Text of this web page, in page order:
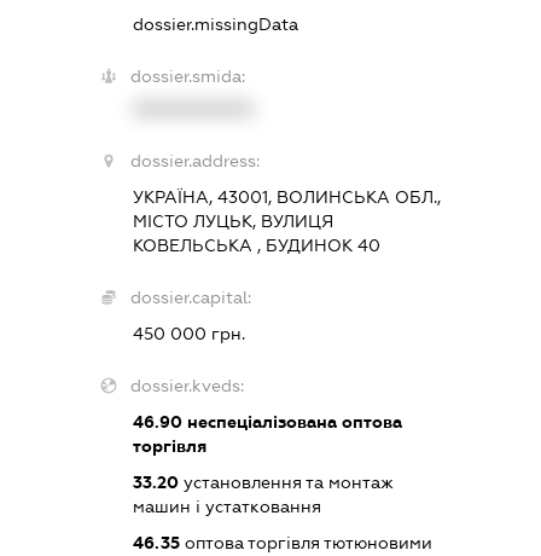
dossier.missingData
dossier.smida:
dossier.address:
УКРАЇНА, 43001, ВОЛИНСЬКА ОБЛ.,
МІСТО ЛУЦЬК, ВУЛИЦЯ
КОВЕЛЬСЬКА , БУДИНОК 40
dossier.capital:
450 000 грн.
dossier.kveds:
46.90 неспеціалізована оптова
торгівля
33.20 установлення та монтаж
машин і устатковання
46.35 оптова торгівля тютюновими